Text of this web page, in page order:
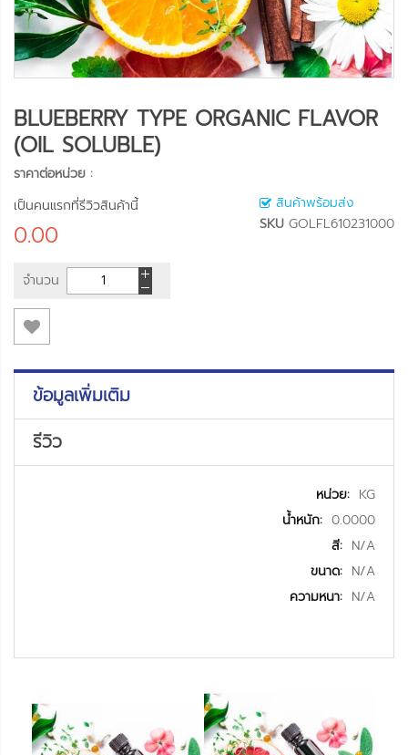
BLUEBERRY TYPE ORGANIC FLAVOR
(OIL SOLUBLE)
ราคาต่อหน่วย :
สินค้าพร้อมส่ง
SKU GOLFL610231000
เป็นคนแรกที่รีวิวสินค้านี้
0.00
จำนวน
ข้อมูลเพิ่มเติม
รีวิว
KG
0.0000
N/A
N/A
N/A